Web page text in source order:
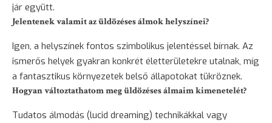
jár együtt.
Jelentenek valamit az üldözéses álmok helyszínei?
Igen, a helyszínek fontos szimbolikus jelentéssel bírnak. Az
ismerős helyek gyakran konkrét életterületekre utalnak, míg
a fantasztikus környezetek belső állapotokat tükröznek.
Hogyan változtathatom meg üldözéses álmaim kimenetelét?
Tudatos álmodás (lucid dreaming) technikákkal vagy